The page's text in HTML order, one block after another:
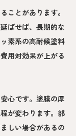
ことがあります。
ばせば、長期的な
素系の高耐候塗料
用対効果が上がる
心です。塗膜の厚
が変わります。部
しい場合があるの